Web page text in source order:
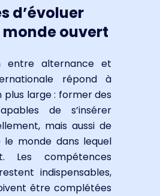
d’évoluer
monde ouvert
entre alternance et
répond à
plus large : former des
de s’insérer
mais aussi de
monde dans lequel
Les compétences
indispensables,
être complétées